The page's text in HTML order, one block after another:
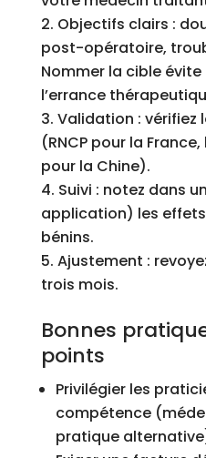
Objectifs clairs :
post-opératoire,
Nommer la cible
l’errance
Validation : vérifiez
(RNCP pour la
pour la Chine).
Suivi : notez dans
application) les
bénins.
Ajustement :
trois mois.
Bonnes
points
Privilégier les
compétence
pratique